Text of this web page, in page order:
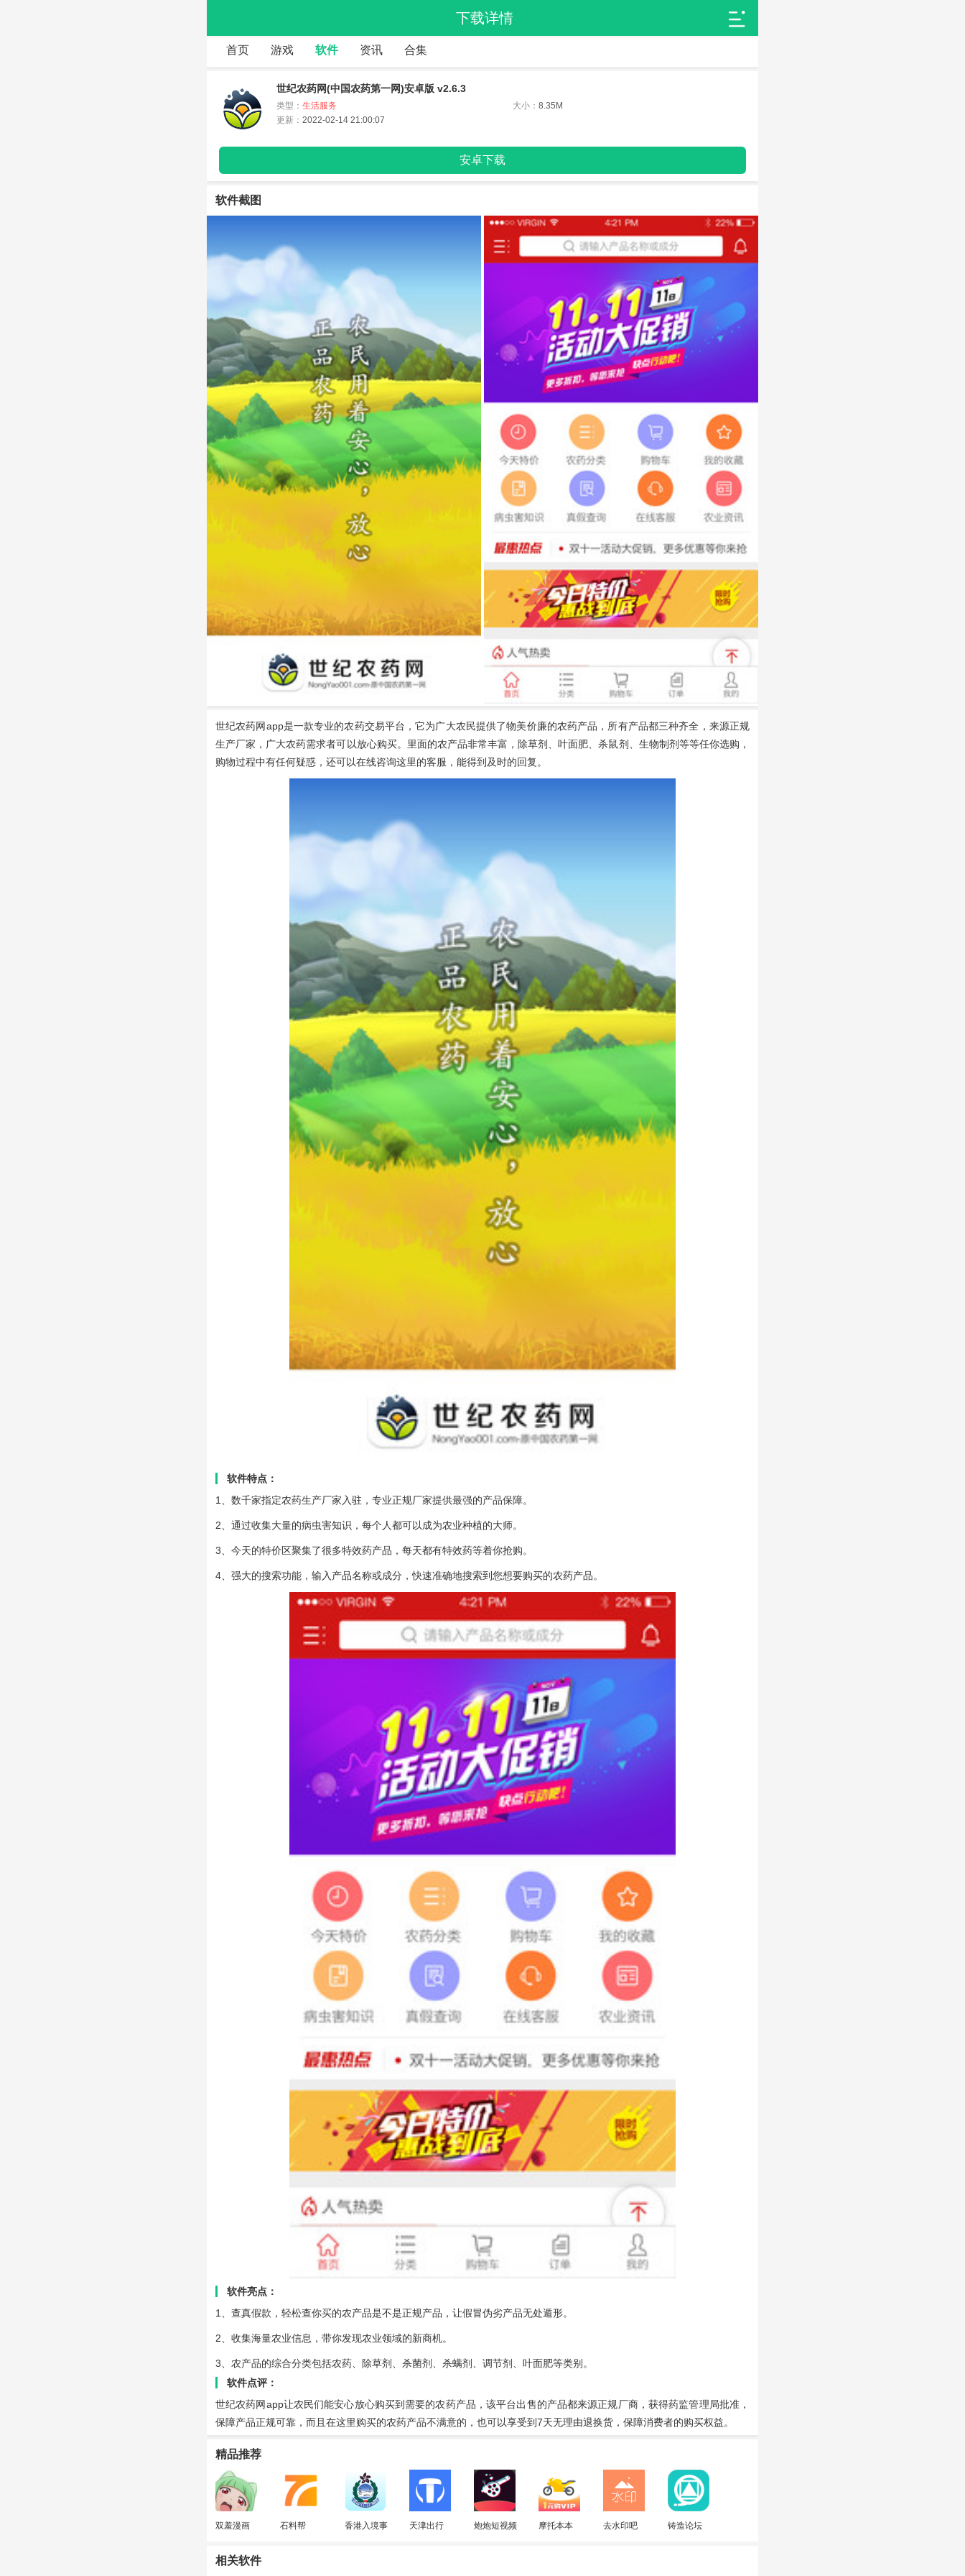
下载详情
首页 游戏 软件 资讯 合集
世纪农药网(中国农药第一网)安卓版 v2.6.3
类型： 生活服务 大小：8.35M
更新： 2022-02-14 21:00:07
安卓下载
软件截图
世纪农药网app是一款专业的农药交易平台，它为广大农民提供了物美价廉的农药产品，所有产品都三种齐全，来源正规
生产厂家，广大农药需求者可以放心购买。里面的农产品非常丰富，除草剂、叶面肥、杀鼠剂、生物制剂等等任你选购，
购物过程中有任何疑惑，还可以在线咨询这里的客服，能得到及时的回复。
软件特点：
1、数千家指定农药生产厂家入驻，专业正规厂家提供最强的产品保障。
2、通过收集大量的病虫害知识，每个人都可以成为农业种植的大师。
3、今天的特价区聚集了很多特效药产品，每天都有特效药等着你抢购。
4、强大的搜索功能，输入产品名称或成分，快速准确地搜索到您想要购买的农药产品。
软件亮点：
1、查真假款，轻松查你买的农产品是不是正规产品，让假冒伪劣产品无处遁形。
2、收集海量农业信息，带你发现农业领域的新商机。
3、农产品的综合分类包括农药、除草剂、杀菌剂、杀螨剂、调节剂、叶面肥等类别。
软件点评：
世纪农药网app让农民们能安心放心购买到需要的农药产品，该平台出售的产品都来源正规厂商，获得药监管理局批准，
保障产品正规可靠，而且在这里购买的农药产品不满意的，也可以享受到7天无理由退换货，保障消费者的购买权益。
精品推荐
双羞漫画 石料帮
香港入境事
天津出行 炮炮短视频 摩托本本 去水印吧 铸造论坛
相关软件